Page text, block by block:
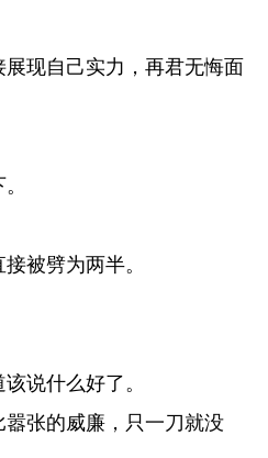
现自己实力，再君无悔面
被劈为两半。
说什么好了。
张的威廉，只一刀就没